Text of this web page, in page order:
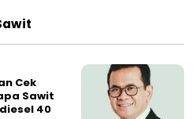
Cek
Sawit
40